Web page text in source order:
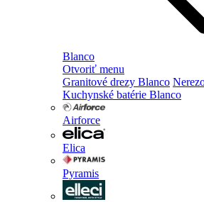
Blanco
Otvoriť menu
Granitové drezy Blanco
Kuchynské batérie Blanco
Airforce
Elica
Pyramis